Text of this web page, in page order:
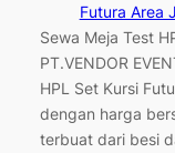
Futura Area
Sewa Meja Test
PT.VENDOR
HPL Set Kursi
dengan harga
terbuat dari besi